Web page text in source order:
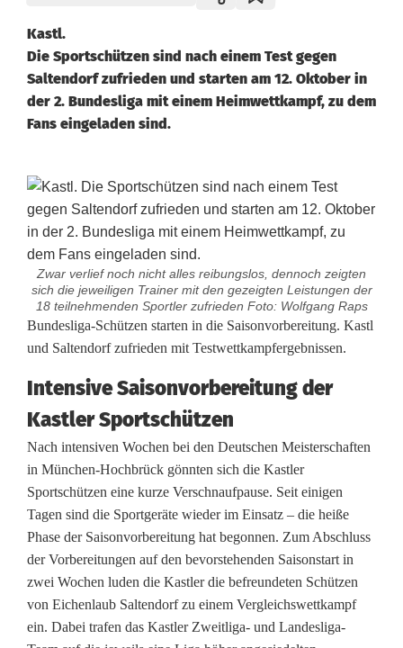
Kastl.
Die Sportschützen sind nach einem Test gegen
Saltendorf zufrieden und starten am 12. Oktober in
der 2. Bundesliga mit einem Heimwettkampf, zu dem
Fans eingeladen sind.
Zwar verlief noch nicht alles reibungslos, dennoch zeigten
sich die jeweiligen Trainer mit den gezeigten Leistungen der
18 teilnehmenden Sportler zufrieden Foto: Wolfgang Raps
T
a
i
n
e
r
z
u
f
Bundesliga-Schützen starten in die Saisonvorbereitung. Kastl
und Saltendorf zufrieden mit Testwettkampfergebnissen.
Intensive Saisonvorbereitung der
Kastler Sportschützen
Nach intensiven Wochen bei den Deutschen Meisterschaften
in München-Hochbrück gönnten sich die Kastler
Sportschützen eine kurze Verschnaufpause. Seit einigen
Tagen sind die Sportgeräte wieder im Einsatz – die heiße
Phase der Saisonvorbereitung hat begonnen. Zum Abschluss
der Vorbereitungen auf den bevorstehenden Saisonstart in
zwei Wochen luden die Kastler die befreundeten Schützen
von Eichenlaub Saltendorf zu einem Vergleichswettkampf
ein. Dabei trafen das Kastler Zweitliga- und Landesliga-